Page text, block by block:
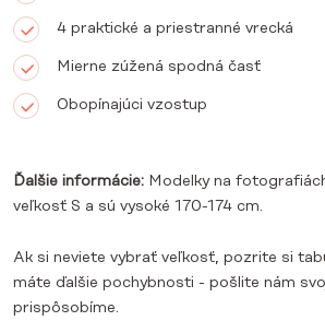
4 praktické a priestranné vrecká
Mierne zúžená spodná časť
Obopínajúci vzostup
Ďalšie informácie: Modelky na
veľkosť S a sú vysoké 170-174 cm.
Ak si neviete vybrať veľkosť, pozrite si
máte ďalšie pochybnosti - pošlite nám
prispôsobíme.